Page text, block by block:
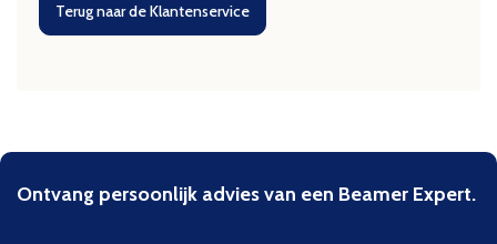
Terug naar de Klantenservice
Ontvang persoonlijk advies van een Beamer Expert.